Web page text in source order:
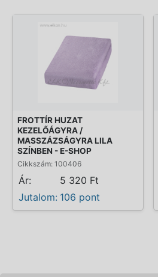
FROTTÍR HUZAT
KEZELŐÁGYRA /
MASSZÁZSÁGYRA LILA
SZÍNBEN - E-SHOP
Cikkszám: 100406
Ár:
5 320 Ft
Jutalom: 106 pont